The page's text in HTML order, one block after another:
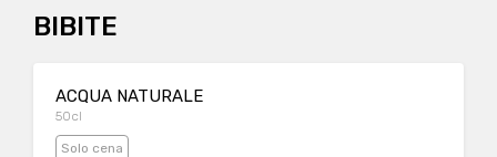
BIBITE
ACQUA NATURALE
50cl
Solo cena